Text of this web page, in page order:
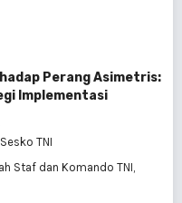
Perang Asimetris:
Implementasi
Sesko TNI
Staf dan Komando TNI,